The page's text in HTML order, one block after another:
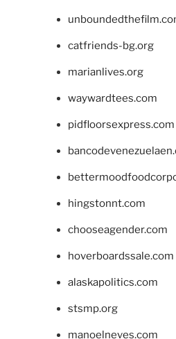
catfriends-bg.org
marianlives.org
waywardtees.com
pidfloorsexpress.com
hingstonnt.com
chooseagender.com
hoverboardssale.com
alaskapolitics.com
stsmp.org
manoelneves.com